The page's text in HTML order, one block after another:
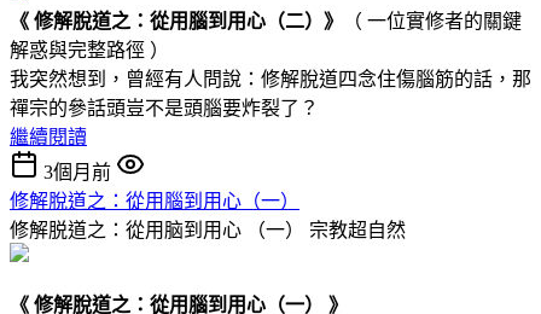
《 修解脫道之： 從用腦到用心 （二） 》
（ 一位實修者的關鍵
解惑與完整路徑 ）
我突然想到，曾經有人問說：修解脫道四念住傷腦筋的話，那
禪宗的參話頭豈不是頭腦要炸裂了？
繼續閱讀
3個月前
修解脫道之：從用腦到用心（一）
修解脱道之：從用脑到用心 （一） 宗教超自然
《 修解脫道之：從用腦到用心（一） 》